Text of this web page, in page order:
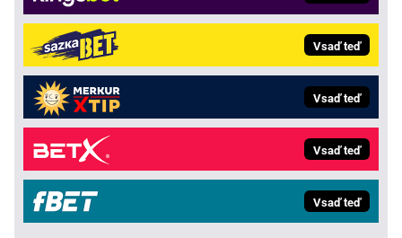
Vsaď teď
Vsaď teď
Vsaď teď
Vsaď teď